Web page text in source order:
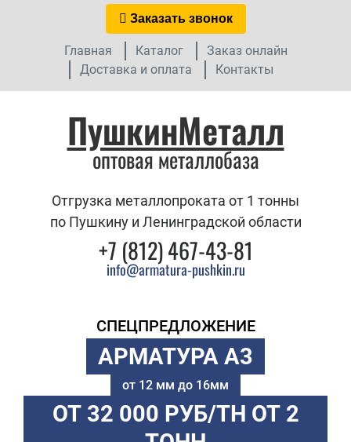
Заказать звонок
Главная Каталог
Заказ онлайн
Доставка и оплата
Контакты
ПушкинМеталл
оптовая металлобаза
Отгрузка металлопроката от 1 тонны
по Пушкину и Ленинградской области
+7 (812) 467-43-81
info@armatura-pushkin.ru
СПЕЦПРЕДЛОЖЕНИЕ
АРМАТУРА А3
от 12 мм до 16мм
ОТ 32 000 РУБ/ТН ОТ 2